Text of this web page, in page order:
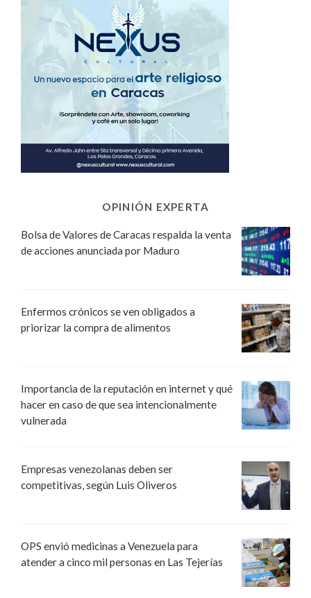
OPINIÓN EXPERTA
Bolsa de Valores de Caracas respalda la venta
de acciones anunciada por Maduro
Enfermos crónicos se ven obligados a
priorizar la compra de alimentos
Importancia de la reputación en internet y qué
hacer en caso de que sea intencionalmente
vulnerada
Empresas venezolanas deben ser
competitivas, según Luis Oliveros
OPS envió medicinas a Venezuela para
atender a cinco mil personas en Las Tejerías